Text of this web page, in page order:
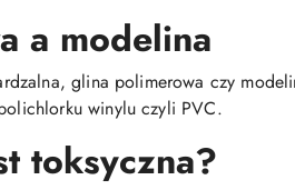
a modelina
glina polimerowa czy
winylu czyli PVC.
toksyczna?